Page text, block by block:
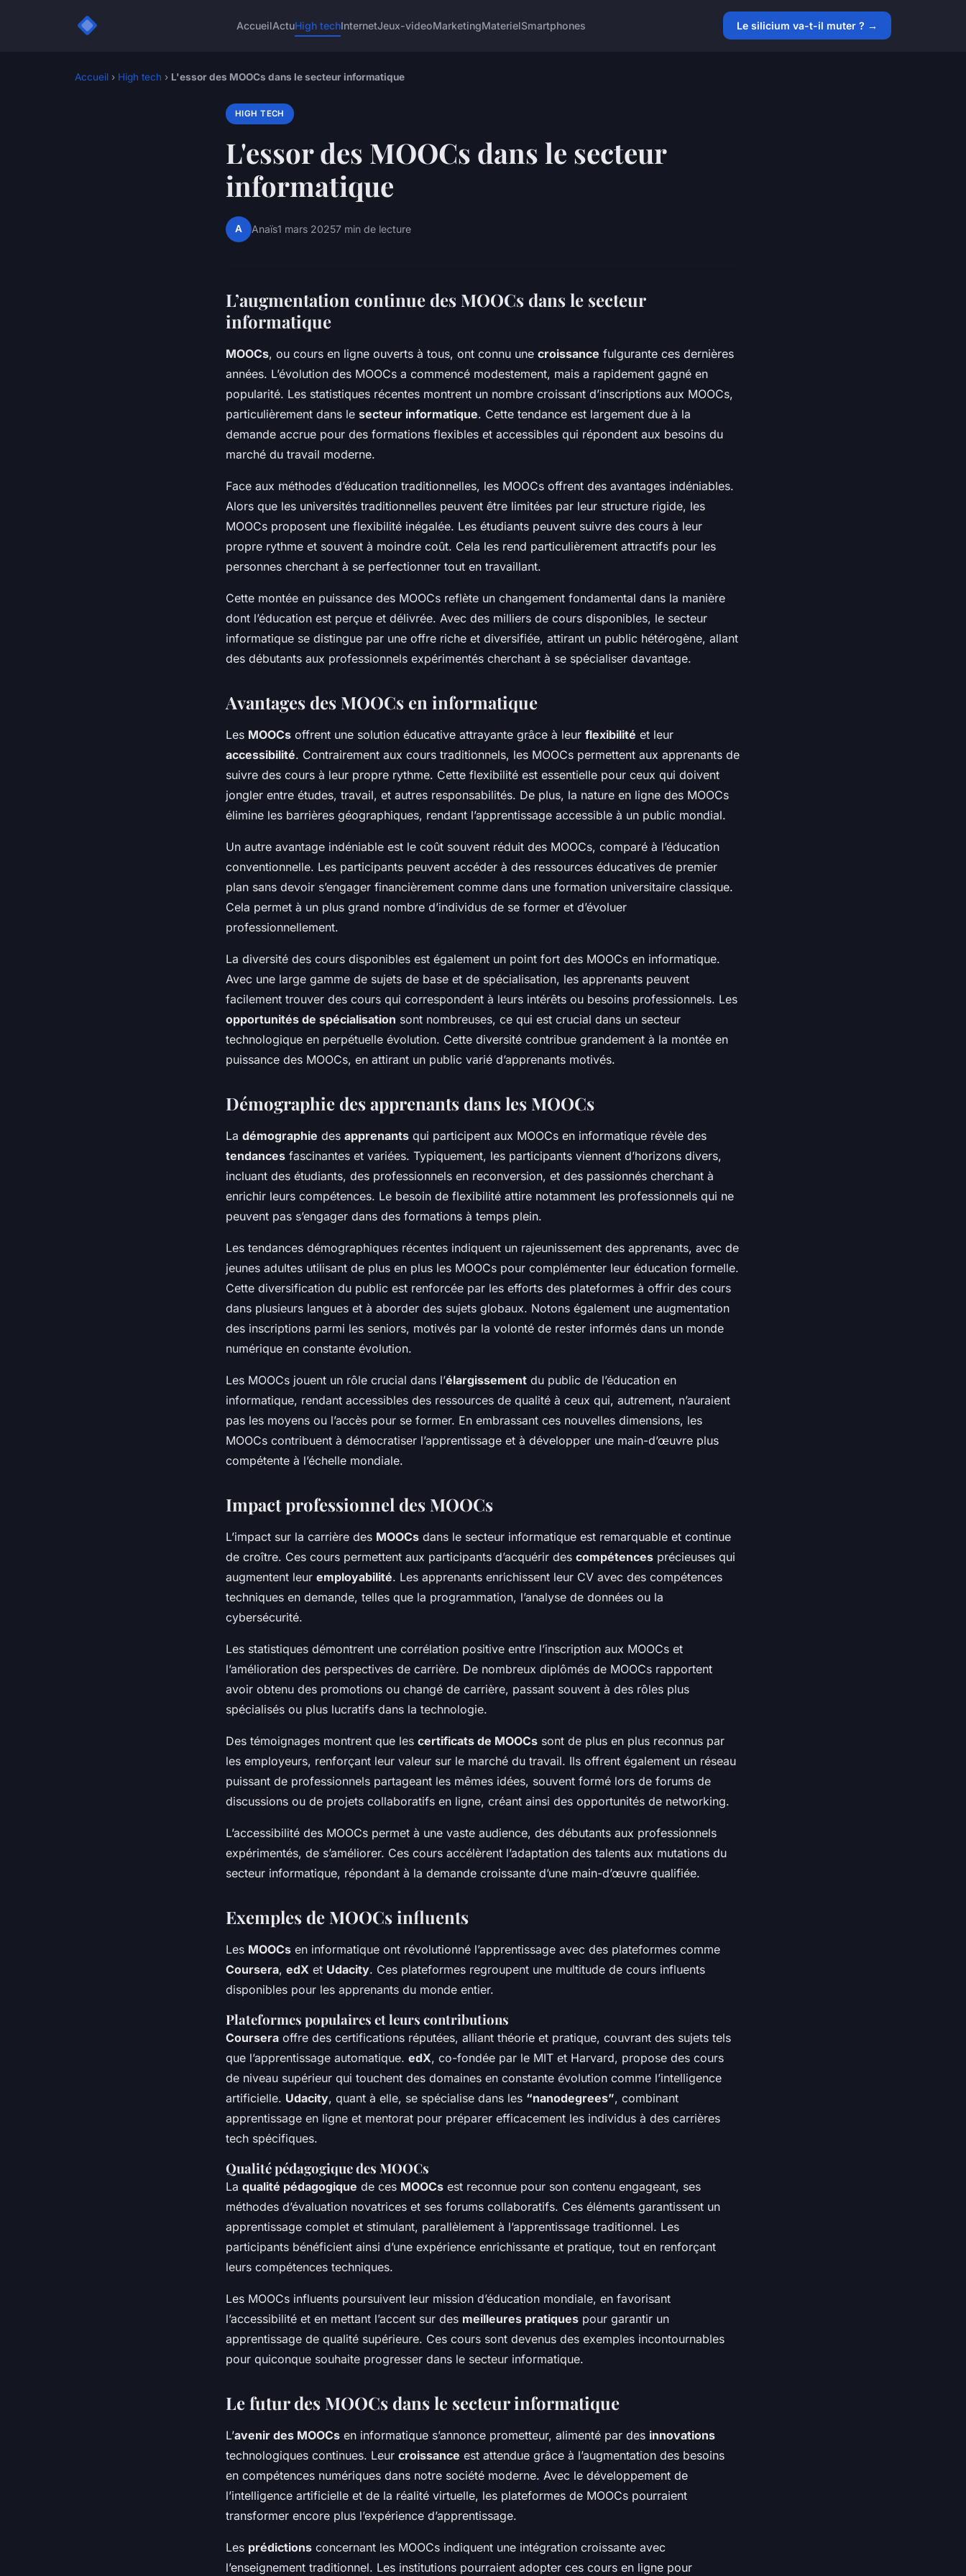
AccueilActuHigh techInternetJeux-videoMarketingMaterielSmartphones Le silicium va-t-il muter ? →
Accueil › High tech › L'essor des MOOCs dans le secteur informatique
HIGH TECH
L'essor des MOOCs dans le secteur
informatique
A Anaïs1 mars 20257 min de lecture
L’augmentation continue des MOOCs dans le secteur
informatique
MOOCs, ou cours en ligne ouverts à tous, ont connu une croissance fulgurante ces dernières
années. L’évolution des MOOCs a commencé modestement, mais a rapidement gagné en
popularité. Les statistiques récentes montrent un nombre croissant d’inscriptions aux MOOCs,
particulièrement dans le secteur informatique. Cette tendance est largement due à la
demande accrue pour des formations flexibles et accessibles qui répondent aux besoins du
marché du travail moderne.
Face aux méthodes d’éducation traditionnelles, les MOOCs offrent des avantages indéniables.
Alors que les universités traditionnelles peuvent être limitées par leur structure rigide, les
MOOCs proposent une flexibilité inégalée. Les étudiants peuvent suivre des cours à leur
propre rythme et souvent à moindre coût. Cela les rend particulièrement attractifs pour les
personnes cherchant à se perfectionner tout en travaillant.
Cette montée en puissance des MOOCs reflète un changement fondamental dans la manière
dont l’éducation est perçue et délivrée. Avec des milliers de cours disponibles, le secteur
informatique se distingue par une offre riche et diversifiée, attirant un public hétérogène, allant
des débutants aux professionnels expérimentés cherchant à se spécialiser davantage.
Avantages des MOOCs en informatique
Les MOOCs offrent une solution éducative attrayante grâce à leur flexibilité et leur
accessibilité. Contrairement aux cours traditionnels, les MOOCs permettent aux apprenants de
suivre des cours à leur propre rythme. Cette flexibilité est essentielle pour ceux qui doivent
jongler entre études, travail, et autres responsabilités. De plus, la nature en ligne des MOOCs
élimine les barrières géographiques, rendant l’apprentissage accessible à un public mondial.
Un autre avantage indéniable est le coût souvent réduit des MOOCs, comparé à l’éducation
conventionnelle. Les participants peuvent accéder à des ressources éducatives de premier
plan sans devoir s’engager financièrement comme dans une formation universitaire classique.
Cela permet à un plus grand nombre d’individus de se former et d’évoluer
professionnellement.
La diversité des cours disponibles est également un point fort des MOOCs en informatique.
Avec une large gamme de sujets de base et de spécialisation, les apprenants peuvent
facilement trouver des cours qui correspondent à leurs intérêts ou besoins professionnels. Les
opportunités de spécialisation sont nombreuses, ce qui est crucial dans un secteur
technologique en perpétuelle évolution. Cette diversité contribue grandement à la montée en
puissance des MOOCs, en attirant un public varié d’apprenants motivés.
Démographie des apprenants dans les MOOCs
La démographie des apprenants qui participent aux MOOCs en informatique révèle des
tendances fascinantes et variées. Typiquement, les participants viennent d’horizons divers,
incluant des étudiants, des professionnels en reconversion, et des passionnés cherchant à
enrichir leurs compétences. Le besoin de flexibilité attire notamment les professionnels qui ne
peuvent pas s’engager dans des formations à temps plein.
Les tendances démographiques récentes indiquent un rajeunissement des apprenants, avec de
jeunes adultes utilisant de plus en plus les MOOCs pour complémenter leur éducation formelle.
Cette diversification du public est renforcée par les efforts des plateformes à offrir des cours
dans plusieurs langues et à aborder des sujets globaux. Notons également une augmentation
des inscriptions parmi les seniors, motivés par la volonté de rester informés dans un monde
numérique en constante évolution.
Les MOOCs jouent un rôle crucial dans l’élargissement du public de l’éducation en
informatique, rendant accessibles des ressources de qualité à ceux qui, autrement, n’auraient
pas les moyens ou l’accès pour se former. En embrassant ces nouvelles dimensions, les
MOOCs contribuent à démocratiser l’apprentissage et à développer une main-d’œuvre plus
compétente à l’échelle mondiale.
Impact professionnel des MOOCs
L’impact sur la carrière des MOOCs dans le secteur informatique est remarquable et continue
de croître. Ces cours permettent aux participants d’acquérir des compétences précieuses qui
augmentent leur employabilité. Les apprenants enrichissent leur CV avec des compétences
techniques en demande, telles que la programmation, l’analyse de données ou la
cybersécurité.
Les statistiques démontrent une corrélation positive entre l’inscription aux MOOCs et
l’amélioration des perspectives de carrière. De nombreux diplômés de MOOCs rapportent
avoir obtenu des promotions ou changé de carrière, passant souvent à des rôles plus
spécialisés ou plus lucratifs dans la technologie.
Des témoignages montrent que les certificats de MOOCs sont de plus en plus reconnus par
les employeurs, renforçant leur valeur sur le marché du travail. Ils offrent également un réseau
puissant de professionnels partageant les mêmes idées, souvent formé lors de forums de
discussions ou de projets collaboratifs en ligne, créant ainsi des opportunités de networking.
L’accessibilité des MOOCs permet à une vaste audience, des débutants aux professionnels
expérimentés, de s’améliorer. Ces cours accélèrent l’adaptation des talents aux mutations du
secteur informatique, répondant à la demande croissante d’une main-d’œuvre qualifiée.
Exemples de MOOCs influents
Les MOOCs en informatique ont révolutionné l’apprentissage avec des plateformes comme
Coursera, edX et Udacity. Ces plateformes regroupent une multitude de cours influents
disponibles pour les apprenants du monde entier.
Plateformes populaires et leurs contributions
Coursera offre des certifications réputées, alliant théorie et pratique, couvrant des sujets tels
que l’apprentissage automatique. edX, co-fondée par le MIT et Harvard, propose des cours
de niveau supérieur qui touchent des domaines en constante évolution comme l’intelligence
artificielle. Udacity, quant à elle, se spécialise dans les “nanodegrees”, combinant
apprentissage en ligne et mentorat pour préparer efficacement les individus à des carrières
tech spécifiques.
Qualité pédagogique des MOOCs
La qualité pédagogique de ces MOOCs est reconnue pour son contenu engageant, ses
méthodes d’évaluation novatrices et ses forums collaboratifs. Ces éléments garantissent un
apprentissage complet et stimulant, parallèlement à l’apprentissage traditionnel. Les
participants bénéficient ainsi d’une expérience enrichissante et pratique, tout en renforçant
leurs compétences techniques.
Les MOOCs influents poursuivent leur mission d’éducation mondiale, en favorisant
l’accessibilité et en mettant l’accent sur des meilleures pratiques pour garantir un
apprentissage de qualité supérieure. Ces cours sont devenus des exemples incontournables
pour quiconque souhaite progresser dans le secteur informatique.
Le futur des MOOCs dans le secteur informatique
L’avenir des MOOCs en informatique s’annonce prometteur, alimenté par des innovations
technologiques continues. Leur croissance est attendue grâce à l’augmentation des besoins
en compétences numériques dans notre société moderne. Avec le développement de
l’intelligence artificielle et de la réalité virtuelle, les plateformes de MOOCs pourraient
transformer encore plus l’expérience d’apprentissage.
Les prédictions concernant les MOOCs indiquent une intégration croissante avec
l’enseignement traditionnel. Les institutions pourraient adopter ces cours en ligne pour